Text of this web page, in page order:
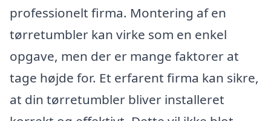
professionelt firma. Montering af en
tørretumbler kan virke som en enkel
opgave, men der er mange faktorer at
tage højde for. Et erfarent firma kan sikre,
at din tørretumbler bliver installeret